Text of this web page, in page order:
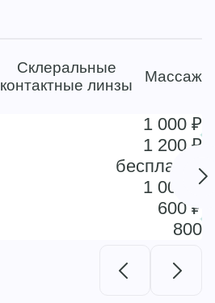
Склеральные
контактные линзы
Массаж
1 000 ₽
1 200 ₽
бесплатно
1 000 ₽
600 ₽
800